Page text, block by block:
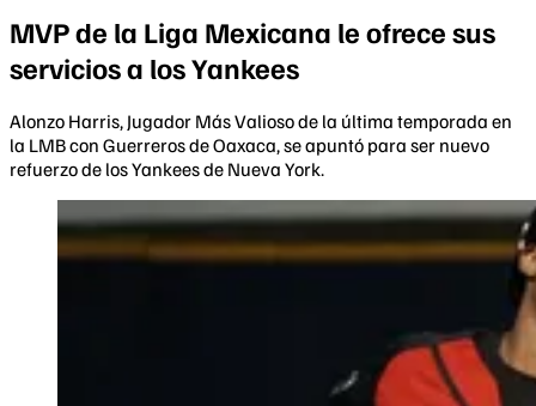
MVP de la Liga Mexicana le ofrece sus
servicios a los Yankees
Alonzo Harris, Jugador Más Valioso de la última temporada en
la LMB con Guerreros de Oaxaca, se apuntó para ser nuevo
refuerzo de los Yankees de Nueva York.